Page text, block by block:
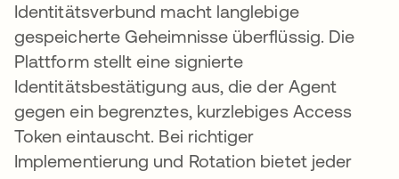
Identitätsverbund macht langlebige
gespeicherte Geheimnisse überflüssig. Die
Plattform stellt eine signierte
Identitätsbestätigung aus, die der Agent
gegen ein begrenztes, kurzlebiges Access
Token eintauscht. Bei richtiger
Implementierung und Rotation bietet jeder